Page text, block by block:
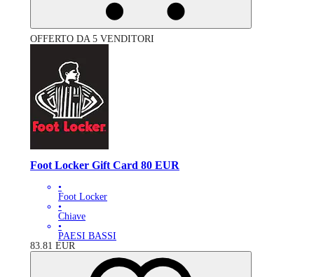
OFFERTO DA 5 VENDITORI
Foot Locker Gift Card 80 EUR
•
Foot Locker
•
Chiave
•
PAESI BASSI
83.81 EUR